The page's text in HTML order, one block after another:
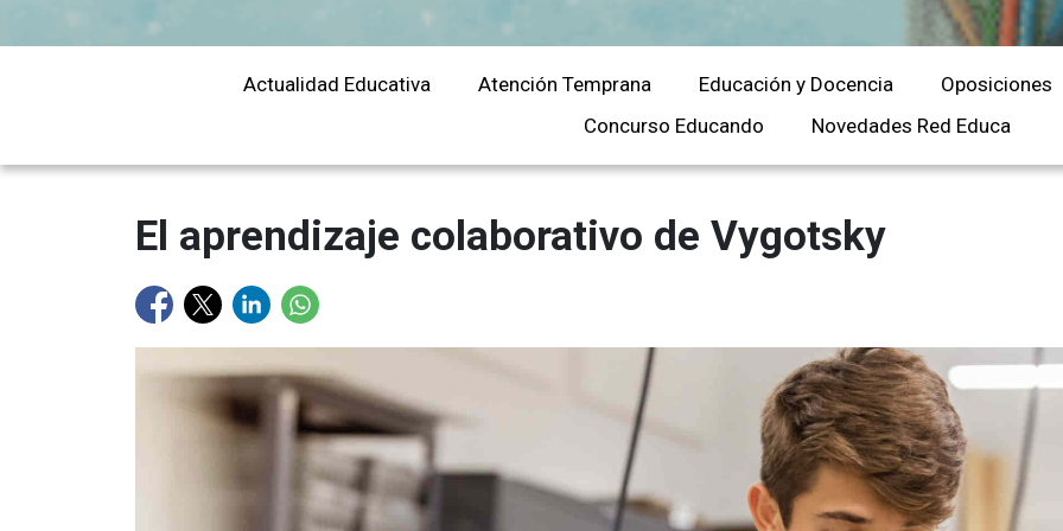
Universitaria
Masteres Educación
Cursos Formación
Profesorado
Másteres Oficiales
Cursos para
Actualidad Educativa Atención Temprana Educación y Docencia Oposiciones
Concurso Educando
Novedades Red Educa
El aprendizaje colaborativo de Vygotsky